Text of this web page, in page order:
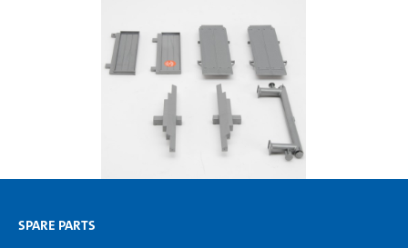
SPARE PARTS